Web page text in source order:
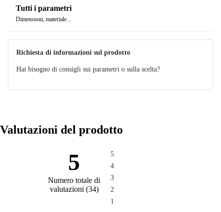
Tutti i parametri
Dimensioni, materiale...
Richiesta di informazioni sul prodotto
Hai bisogno di consigli sui parametri o sulla scelta?
Valutazioni del prodotto
5
Numero totale di
valutazioni (34)
5
4
3
2
1